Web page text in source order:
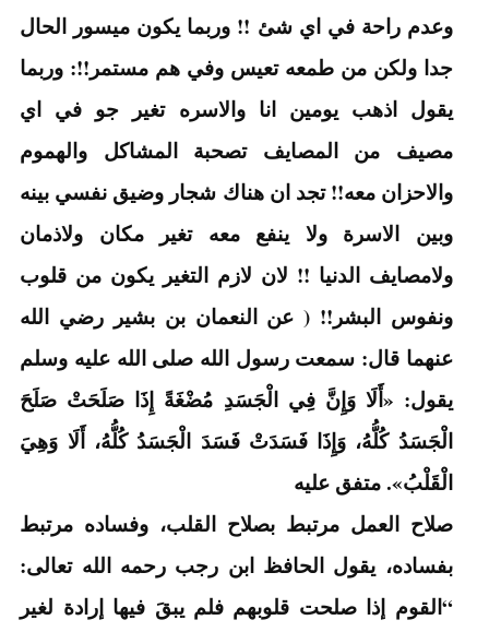
وعدم راحة في اي شئ !! وربما يكون ميسور الحال
جدا ولكن من طمعه تعيس وفي هم مستمر!!: وربما
يقول اذهب يومين انا والاسره تغير جو في اي
مصيف من المصايف تصحبة المشاكل والهموم
والاحزان معه!! تجد ان هناك شجار وضيق نفسي بينه
وبين الاسرة ولا ينفع معه تغير مكان ولاذمان
ولامصايف الدنيا !! لان لازم التغير يكون من قلوب
ونفوس البشر!! ( عن النعمان بن بشير رضي الله
عنهما قال: سمعت رسول الله صلى الله عليه وسلم
يقول: «أَلَا وَإِنَّ فِي الْجَسَدِ مُضْغَةً إِذَا صَلَحَتْ صَلَحَ
الْجَسَدُ كُلُّهُ، وَإِذَا فَسَدَتْ فَسَدَ الْجَسَدُ كُلُّهُ، أَلَا وَهِيَ
الْقَلْبُ». متفق عليه
صلاح العمل مرتبط بصلاح القلب، وفساده مرتبط
بفساده، يقول الحافظ ابن رجب رحمه الله تعالى:
“القوم إذا صلحت قلوبهم فلم يبقَ فيها إرادة لغير